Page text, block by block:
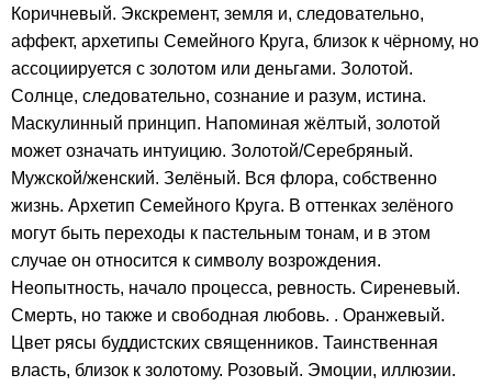
Коричневый. Экскремент, земля и, следовательно,
аффект, архетипы Семейного Круга, близок к чёрному, но
ассоциируется с золотом или деньгами. Золотой.
Солнце, следовательно, сознание и разум, истина.
Маскулинный принцип. Напоминая жёлтый, золотой
может означать интуицию. Золотой/Серебряный.
Мужской/женский. Зелёный. Вся флора, собственно
жизнь. Архетип Семейного Круга. В оттенках зелёного
могут быть переходы к пастельным тонам, и в этом
случае он относится к символу возрождения.
Неопытность, начало процесса, ревность. Сиреневый.
Смерть, но также и свободная любовь. . Оранжевый.
Цвет рясы буддистских священников. Таинственная
власть, близок к золотому. Розовый. Эмоции, иллюзии.